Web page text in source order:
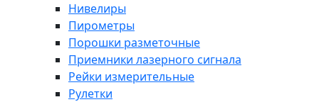
Нивелиры
Пирометры
Порошки разметочные
Приемники лазерного сигнала
Рейки измерительные
Рулетки